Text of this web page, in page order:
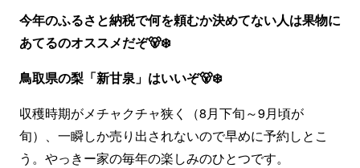
今年のふるさと納税で何を頼むか決めてない人は果物に
あてるのオススメだぞ🐻‍❄️
鳥取県の梨「新甘泉」はいいぞ🐻‍❄️
収穫時期がメチャクチャ狭く（8月下旬～9月頃が
旬）、一瞬しか売り出されないので早めに予約しとこ
う。やっきー家の毎年の楽しみのひとつです。